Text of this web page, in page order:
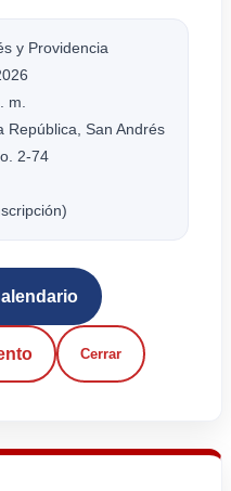
y Providencia
m.
República, San Andrés
2-74
Cerrar